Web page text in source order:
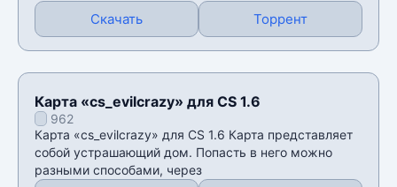
Скачать Торрент
Карта «cs_evilcrazy» для CS 1.6
962
Карта «cs_evilcrazy» для CS 1.6 Карта представляет
собой устрашающий дом. Попасть в него можно
разными способами, через